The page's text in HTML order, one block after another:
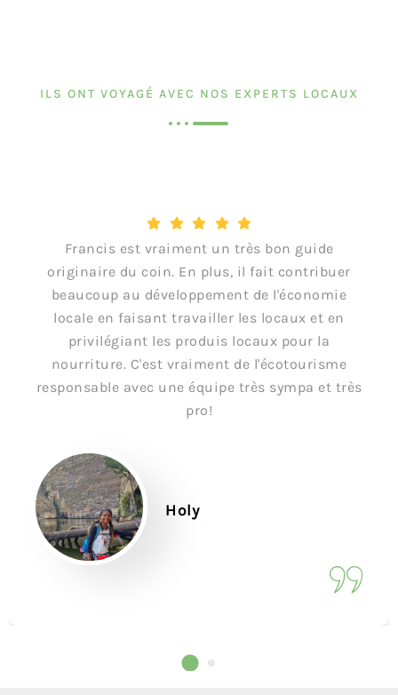
ILS ONT VOYAGÉ AVEC NOS EXPERTS LOCAUX
Francis est vraiment un très bon guide
originaire du coin. En plus, il fait contribuer
beaucoup au développement de l'économie
locale en faisant travailler les locaux et en
privilégiant les produis locaux pour la
nourriture. C'est vraiment de l'écotourisme
responsable avec une équipe très sympa et très
pro!
Holy